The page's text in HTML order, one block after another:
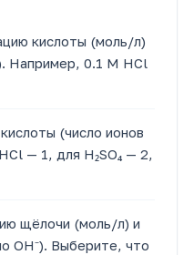
кислоты (моль/л)
Например, 0.1 М HCl
(число ионов
— 1, для H₂SO₄ — 2,
щёлочи (моль/л) и
OH⁻). Выберите, что